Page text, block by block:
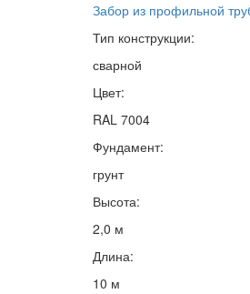
Забор из профильной
Тип конструкции:
сварной
Цвет:
RAL 7004
Фундамент:
грунт
Высота:
2,0 м
Длина:
10 м